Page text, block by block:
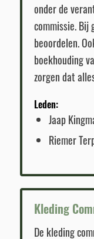
onder de
commissie. Bij
beoordelen.
boekhouding
zorgen dat
Leden:
Jaap
Riemer
Kleding
De kleding